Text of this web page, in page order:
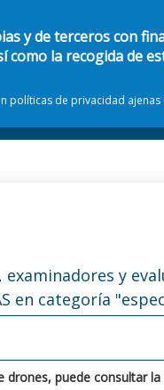
y de terceros con
la recogida de
políticas de privacidad
y
en categoría
puede consultar